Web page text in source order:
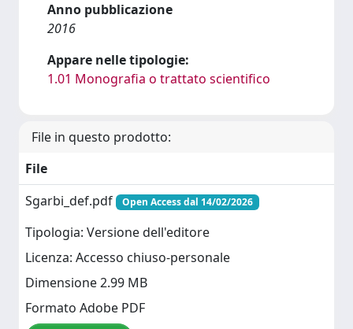
Anno pubblicazione
2016
Appare nelle tipologie:
1.01 Monografia o trattato scientifico
File in questo prodotto:
File
Sgarbi_def.pdf
Open Access dal 14/02/2026
Tipologia: Versione dell'editore
Licenza: Accesso chiuso-personale
Dimensione 2.99 MB
Formato Adobe PDF